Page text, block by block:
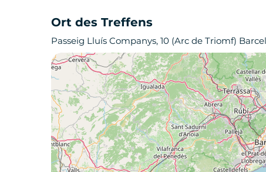
Ort des Treffens
Passeig Lluís Companys, 10 (Arc de Triomf)